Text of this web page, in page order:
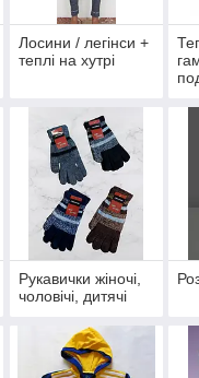
Лосини / легінси +
теплі на хутрі
Рукавички жіночі,
чоловічі, дитячі